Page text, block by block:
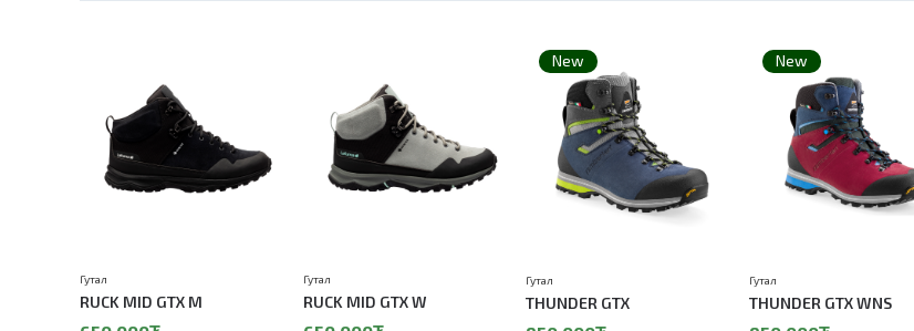
RUCK MID GTX M
Гутал
RUCK MID GTX W
Гутал
New
THUNDER GTX
Гутал
New
THUNDER GTX WNS
Гутал